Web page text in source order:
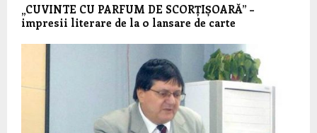
„CUVINTE CU PARFUM DE SCORȚIȘOARĂ” –
impresii literare de la o lansare de carte